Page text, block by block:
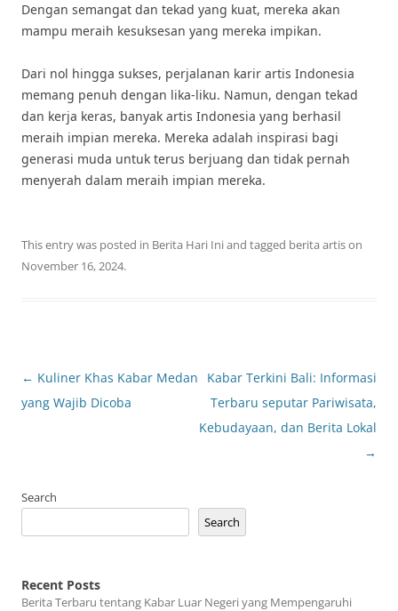
Dengan semangat dan tekad yang kuat, mereka akan
mampu meraih kesuksesan yang mereka impikan.
Dari nol hingga sukses, perjalanan karir artis Indonesia
memang penuh dengan lika-liku. Namun, dengan tekad
dan kerja keras, banyak artis Indonesia yang berhasil
meraih impian mereka. Mereka adalah inspirasi bagi
generasi muda untuk terus berjuang dan tidak pernah
menyerah dalam meraih impian mereka.
This entry was posted in Berita Hari Iniand tagged berita artison
November 16, 2024.
Post
navigation
← Kuliner Khas Kabar Medan
yang Wajib Dicoba
Kabar Terkini Bali: Informasi
Terbaru seputar Pariwisata,
Kebudayaan, dan Berita Lokal
→
Search
Search
Recent Posts
Berita Terbaru tentang Kabar Luar Negeri yang Mempengaruhi